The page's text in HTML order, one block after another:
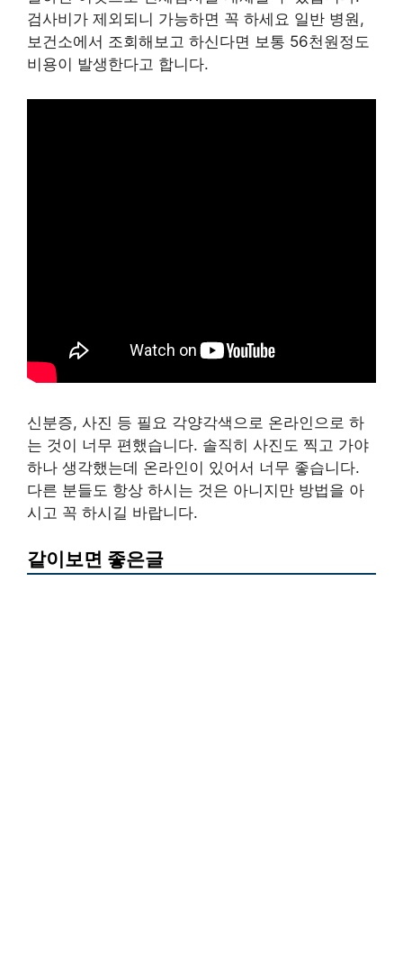
검사비가 제외되니 가능하면 꼭 하세요 일반 병원,
보건소에서 조회해보고 하신다면 보통 56천원정도
비용이 발생한다고 합니다.
신분증, 사진 등 필요 각양각색으로 온라인으로 하
는 것이 너무 편했습니다. 솔직히 사진도 찍고 가야
하나 생각했는데 온라인이 있어서 너무 좋습니다.
다른 분들도 항상 하시는 것은 아니지만 방법을 아
시고 꼭 하시길 바랍니다.
같이보면 좋은글